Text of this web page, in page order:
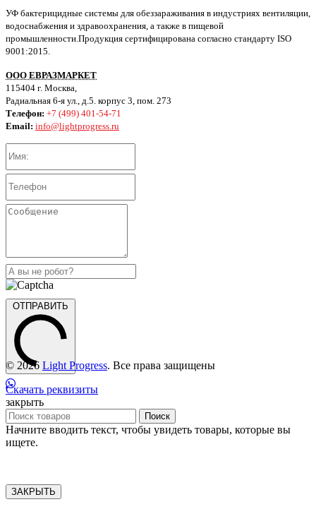
УФ бактерицидные системы для обеззараживания в индустриях вентиляции,
водоснабжения и здравоохранения, а также в пищевой
промышленности.Продукция сертифицирована согласно стандарту ISO
9001:2015.
ООО ЕВРАЗМАРКЕТ
115404 г. Москва,
Радиальная 6-я ул., д.5. корпус 3, пом. 273
Телефон: +7 (499) 401-54-71
Email: info@lightprogress.ru
ОТПРАВИТЬ
© 2026 Light Progress. Все права защищены
Скачать реквизиты
закрыть
Поиск
Начните вводить текст, чтобы увидеть товары, которые вы
ищете.
ЗАКРЫТЬ